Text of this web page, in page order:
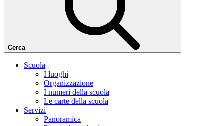
Cerca
Scuola
I luoghi
Organizzazione
I numeri della scuola
Le carte della scuola
Servizi
Panoramica